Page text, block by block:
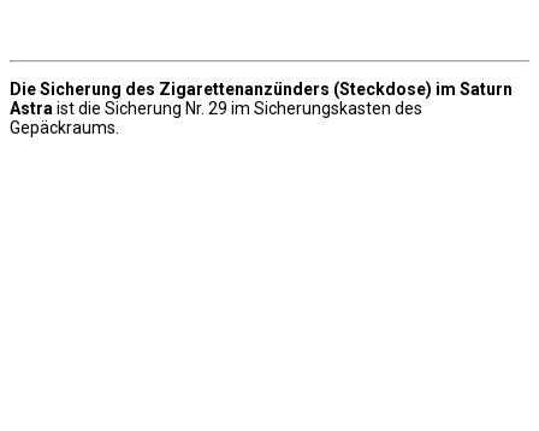
Die Sicherung des Zigarettenanzünders (Steckdose) im Saturn
Astra ist die Sicherung Nr. 29 im Sicherungskasten des
Gepäckraums.